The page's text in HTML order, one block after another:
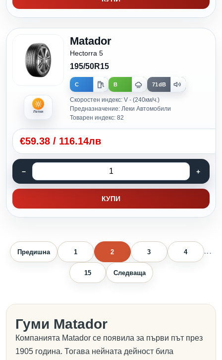
Летни
Matador
Hectorra 5
195/50R15
C B 71dB
Скоростен индекс: V - (240км/ч.)
Предназначение: Леки Автомобили
Товарен индекс: 82
€59.38 / 116.14лв
КУПИ
Предишна 1 2 3 4 ...
15 Следваща
Гуми Matador
Компанията Matador се появила за първи път през
1905 година. Тогава нейната дейност била